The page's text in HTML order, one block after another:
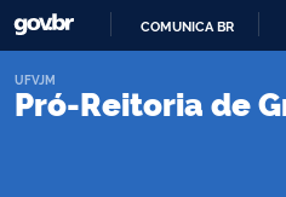
O
COMUNICA BR
Pró-Reitoria de
UFVJM